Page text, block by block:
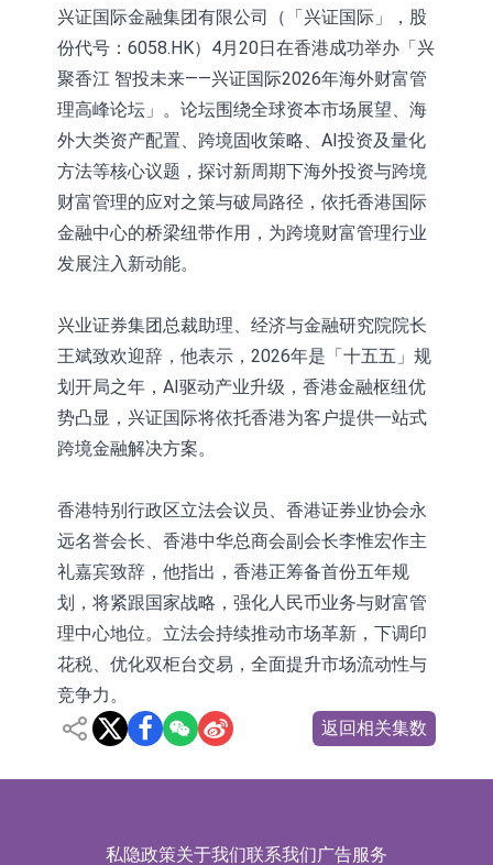
时停牌
业股票型证券投资基金临时停牌
【异动股】港股跌幅榜前十，卡森国
际(00496.HK)跌22.40%，九福来
(08611.HK)跌21.01%
【异动股】港股涨幅榜前十，拿森科
技(02261.HK)涨+75.05%，辰兴发展
(02286.HK)涨+64.91%
神火股份：新疆神火铝水转化率已
100%
【异动股】焦炭Ⅲ板块下挫，陕西黑
猫(601015.CN)跌8.38%
浙江证监局对财通证券股份有限公司
采取出具警示函措施
山金国际：港股上市工作正常推进中
兴证国际金融集团有限公司（「兴证国际」，股
份代号：6058.HK）4月20日在香港成功举办「兴
聚香江 智投未来——兴证国际2026年海外财富管
理高峰论坛」。论坛围绕全球资本市场展望、海
外大类资产配置、跨境固收策略、AI投资及量化
方法等核心议题，探讨新周期下海外投资与跨境
财富管理的应对之策与破局路径，依托香港国际
金融中心的桥梁纽带作用，为跨境财富管理行业
发展注入新动能。
兴业证券集团总裁助理、经济与金融研究院院长
王斌致欢迎辞，他表示，2026年是「十五五」规
划开局之年，AI驱动产业升级，香港金融枢纽优
势凸显，兴证国际将依托香港为客户提供一站式
跨境金融解决方案。
香港特别行政区立法会议员、香港证券业协会永
远名誉会长、香港中华总商会副会长李惟宏作主
礼嘉宾致辞，他指出，香港正筹备首份五年规
划，将紧跟国家战略，强化人民币业务与财富管
理中心地位。立法会持续推动市场革新，下调印
花税、优化双柜台交易，全面提升市场流动性与
竞争力。
返回相关集数
私隐政策关于我们联系我们广告服务